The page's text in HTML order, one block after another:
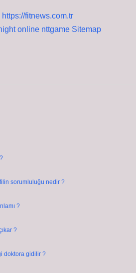
https://fitnews.com.tr
online nttgame Sitemap
sorumluluğu nedir ?
?
?
doktora gidilir ?